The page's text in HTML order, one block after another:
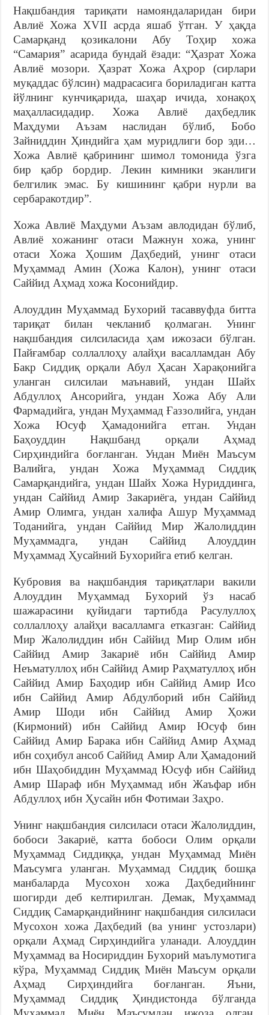
Нақшбандия тариқати намояндаларидан бири
Авлиё Хожа ХVII асрда яшаб ўтган. У ҳақда
Самарқанд қозикалони Абу Тоҳир хожа
“Самария” асарида бундай ёзади: “Ҳазрат Хожа
Авлиё мозори. Ҳазрат Хожа Аҳрор (сирлари
муқаддас бўлсин) мадрасасига бориладиган катта
йўлнинг кунчиқарида, шаҳар ичида, хонақоҳ
маҳалласидадир. Хожа Авлиё даҳбедлик
Маҳдуми Аъзам наслидан бўлиб, Бобо
Зайниддин Ҳиндийга ҳам муридлиги бор эди…
Хожа Авлиё қабрининг шимол томонида ўзга
бир қабр бордир. Лекин кимники эканлиги
белгилик эмас. Бу кишининг қабри нурли ва
сербаракотдир”.
Хожа Авлиё Маҳдуми Аъзам авлодидан бўлиб,
Авлиё хожанинг отаси Мажнун хожа, унинг
отаси Хожа Ҳошим Даҳбедий, унинг отаси
Муҳаммад Амин (Хожа Калон), унинг отаси
Саййид Аҳмад хожа Косонийдир.
Алоуддин Муҳаммад Бухорий тасаввуфда битта
тариқат билан чекланиб қолмаган. Унинг
нақшбандия силсиласида ҳам ижозаси бўлган.
Пайғамбар соллаллоҳу алайҳи васалламдан Абу
Бакр Сиддиқ орқали Абул Ҳасан Харақонийга
уланган силсилаи маънавий, ундан Шайх
Абдуллоҳ Ансорийга, ундан Хожа Абу Али
Фармадийга, ундан Муҳаммад Ғаззолийга, ундан
Хожа Юсуф Ҳамадонийга етган. Ундан
Баҳоуддин Нақшбанд орқали Аҳмад
Сирҳиндийга боғланган. Ундан Миён Маъсум
Валийга, ундан Хожа Муҳаммад Сиддиқ
Самарқандийга, ундан Шайх Хожа Нуриддинга,
ундан Саййид Амир Закариёга, ундан Саййид
Амир Олимга, ундан халифа Ашур Муҳаммад
Тоданийга, ундан Саййид Мир Жалолиддин
Муҳаммадга, ундан Саййид Алоуддин
Муҳаммад Ҳусайний Бухорийга етиб келган.
Кубровия ва нақшбандия тариқатлари вакили
Алоуддин Муҳаммад Бухорий ўз насаб
шажарасини қуйидаги тартибда Расулуллоҳ
соллаллоҳу алайҳи васалламга етказган: Саййид
Мир Жалолиддин ибн Саййид Мир Олим ибн
Саййид Амир Закариё ибн Саййид Амир
Неъматуллоҳ ибн Саййид Амир Раҳматуллоҳ ибн
Саййид Амир Баҳодир ибн Саййид Амир Исо
ибн Саййид Амир Абдулборий ибн Саййид
Амир Шоди ибн Саййид Амир Ҳожи
(Кирмоний) ибн Саййид Амир Юсуф бин
Саййид Амир Барака ибн Саййид Амир Аҳмад
ибн соҳибул ансоб Саййид Амир Али Ҳамадоний
ибн Шаҳобиддин Муҳаммад Юсуф ибн Саййид
Амир Шараф ибн Муҳаммад ибн Жаъфар ибн
Абдуллоҳ ибн Ҳусайн ибн Фотимаи Заҳро.
Унинг нақшбандия силсиласи отаси Жалолиддин,
бобоси Закариё, катта бобоси Олим орқали
Муҳаммад Сиддиққа, ундан Муҳаммад Миён
Маъсумга уланган. Муҳаммад Сиддиқ бошқа
манбаларда Мусохон хожа Даҳбедийнинг
шогирди деб келтирилган. Демак, Муҳаммад
Сиддиқ Самарқандийнинг нақшбандия силсиласи
Мусохон хожа Даҳбедий (ва унинг устозлари)
орқали Аҳмад Сирҳиндийга уланади. Алоуддин
Муҳаммад ва Носириддин Бухорий маълумотига
кўра, Муҳаммад Сиддиқ Миён Маъсум орқали
Аҳмад Сирҳиндийга боғланган. Яъни,
Муҳаммад Сиддиқ Ҳиндистонда бўлганда